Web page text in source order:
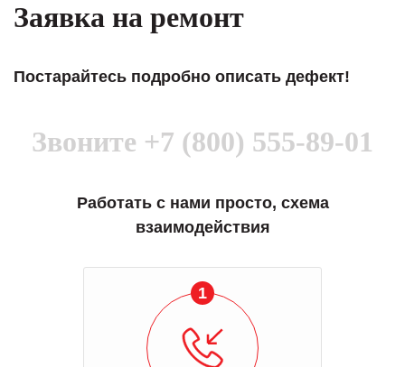
Заявка на ремонт
Постарайтесь подробно описать дефект!
Звоните +7 (800) 555-89-01
Работать с нами просто, схема
взаимодействия
1